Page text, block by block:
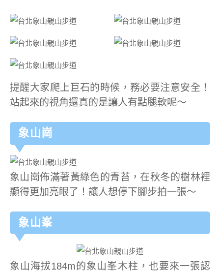
提醒大家爬上巨石的時候，務必要注意安全！
站起來的視角還真的是讓人有點腿軟呢～
象山崗
象山崗佈滿著黃綠色的青苔，在秋冬的樹林裡
顯得更加亮眼了！讓人想停下腳步拍一張～
象山峯
象山海拔184m的象山峯木柱，也要來一張認